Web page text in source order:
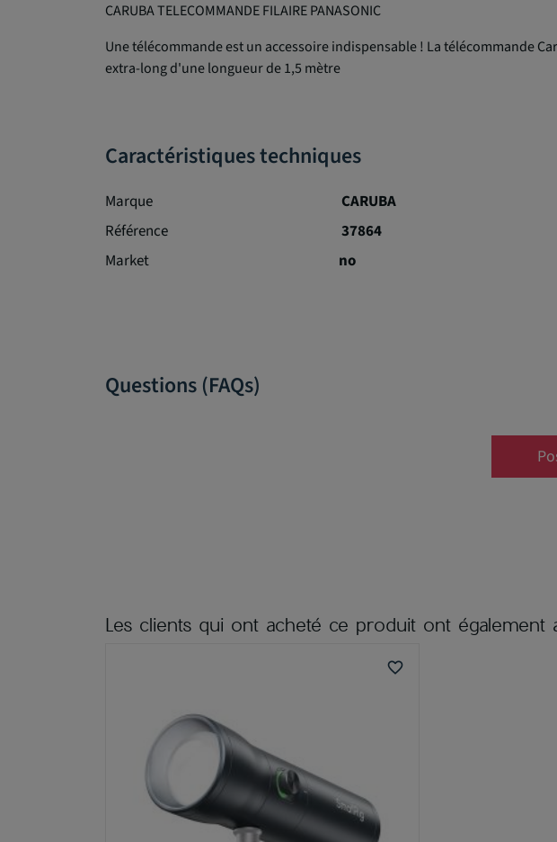
CARUBA TELECOMMANDE FILAIRE PANASONIC
Une télécommande est un accessoire indispensable ! La télécommande
extra-long d'une longueur de 1,5 mètre
Caractéristiques techniques
Marque
CARUBA
Référence
37864
Market
no
Questions (FAQs)
Les clients qui ont acheté ce produit ont également
favorite_border